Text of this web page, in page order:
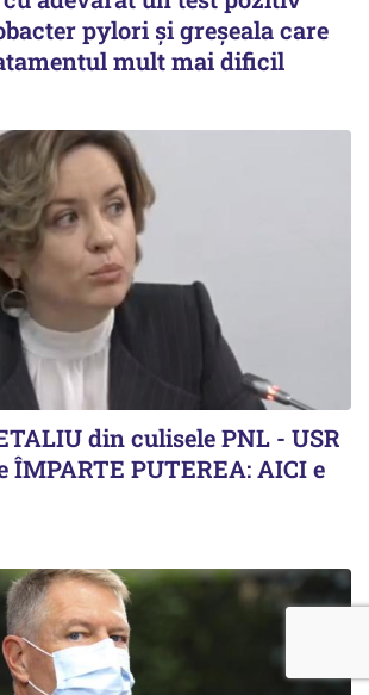
pylori și greșeala care
mult mai dificil
din culisele PNL - USR
ÎMPARTE PUTEREA: AICI e